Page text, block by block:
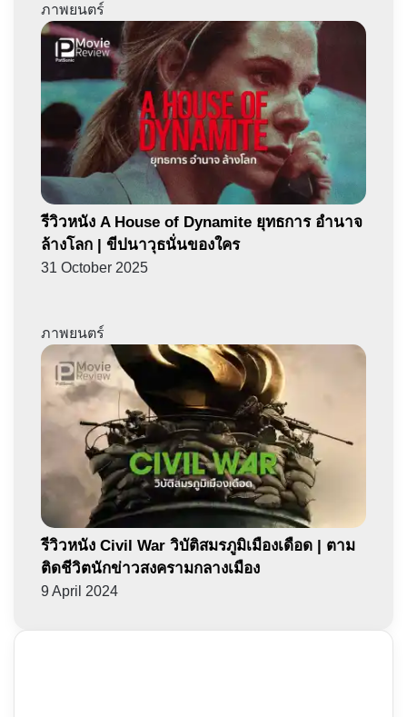
ภาพยนตร์
รีวิวหนัง A House of Dynamite ยุทธการ อำนาจ
ล้างโลก | ขีปนาวุธนั่นของใคร
31 October 2025
ภาพยนตร์
รีวิวหนัง Civil War วิบัติสมรภูมิเมืองเดือด | ตาม
ติดชีวิตนักข่าวสงครามกลางเมือง
9 April 2024